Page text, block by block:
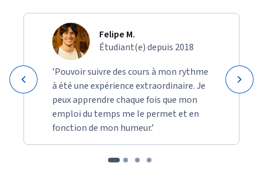
Felipe M.
Étudiant(e) depuis 2018
’Pouvoir suivre des cours à mon rythme
à été une expérience extraordinaire. Je
peux apprendre chaque fois que mon
emploi du temps me le permet et en
fonction de mon humeur.’